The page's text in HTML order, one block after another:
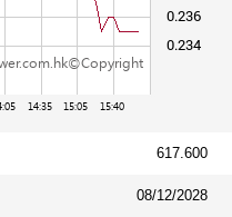
617.600
08/12/2028